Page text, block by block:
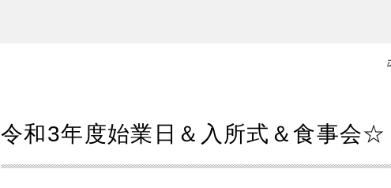
令和3年度始業日＆入所式＆食事会☆